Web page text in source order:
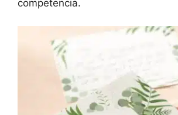
competencia.